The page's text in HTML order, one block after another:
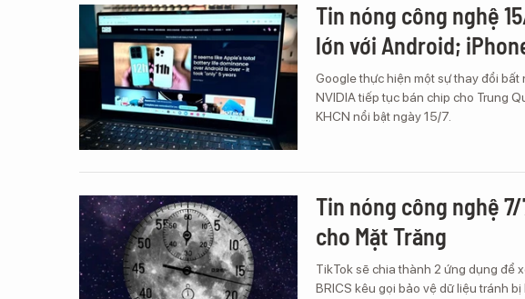
Tin nóng công nghệ
lớn với Android;
Google thực hiện một sự thay đổi bất
NVIDIA tiếp tục bán chip cho Trung
KHCN nổi bật ngày 15/7.
Tin nóng công nghệ
cho Mặt Trăng
TikTok sẽ chia thành 2 ứng dụng để
BRICS kêu gọi bảo vệ dữ liệu tránh